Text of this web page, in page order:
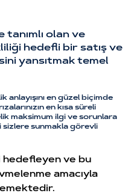
tanımlı olan ve
hedefli bir satış ve
yansıtmak temel
anlayışını en güzel biçimde
en kısa süreli
maksimum ilgi ve sorunlara
sizlere sunmakla görevli
hedefleyen ve bu
amacıyla